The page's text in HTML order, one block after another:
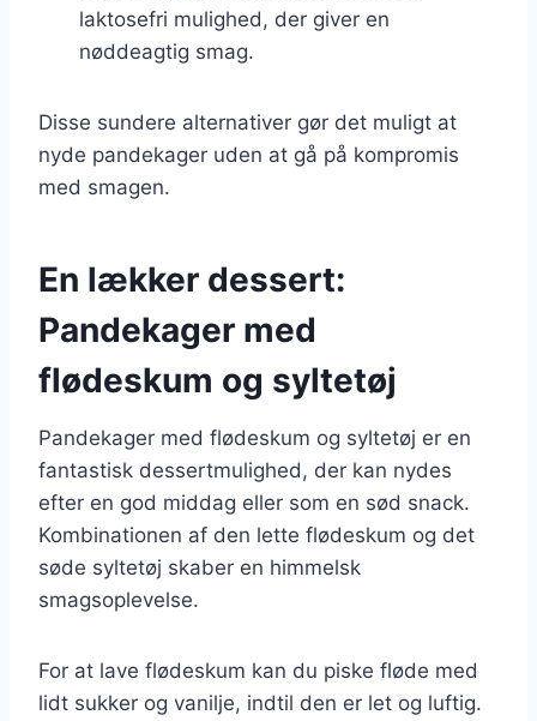
laktosefri mulighed, der giver en
nøddeagtig smag.
Disse sundere alternativer gør det muligt at
nyde pandekager uden at gå på kompromis
med smagen.
En lækker dessert:
Pandekager med
flødeskum og syltetøj
Pandekager med flødeskum og syltetøj er en
fantastisk dessertmulighed, der kan nydes
efter en god middag eller som en sød snack.
Kombinationen af den lette flødeskum og det
søde syltetøj skaber en himmelsk
smagsoplevelse.
For at lave flødeskum kan du piske fløde med
lidt sukker og vanilje, indtil den er let og luftig.